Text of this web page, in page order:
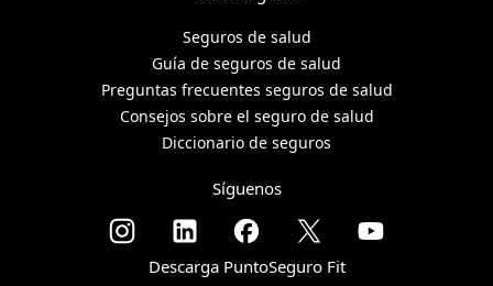
Seguros de salud
Guía de seguros de salud
Preguntas frecuentes seguros de salud
Consejos sobre el seguro de salud
Diccionario de seguros
Síguenos
Descarga PuntoSeguro Fit